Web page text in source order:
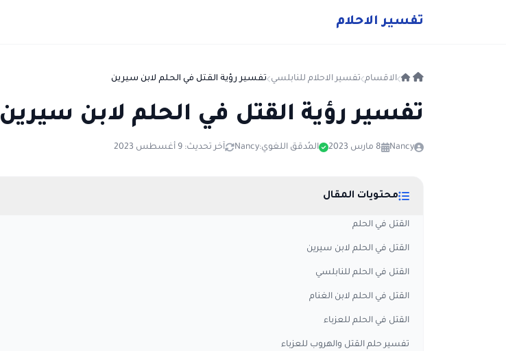
تفسير الاحلام
الاقسام تفسير الاحلام للنابلسي تفسير رؤية القتل في الحلم لابن سيرين
تفسير رؤية القتل في الحلم لابن سيرين
Nancy 8 مارس 2023 المُدقق اللغوي:Nancy آخر تحديث: 9 أغسطس 2023
محتويات المقال
القتل في الحلم
القتل في الحلم لابن سيرين
القتل في الحلم للنابلسي
القتل في الحلم لابن الغنام
القتل في الحلم للعزباء
تفسير حلم القتل والهروب للعزباء